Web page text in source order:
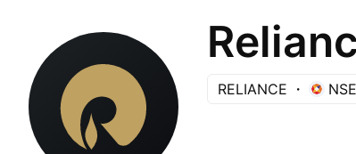
RELIANCE NSE